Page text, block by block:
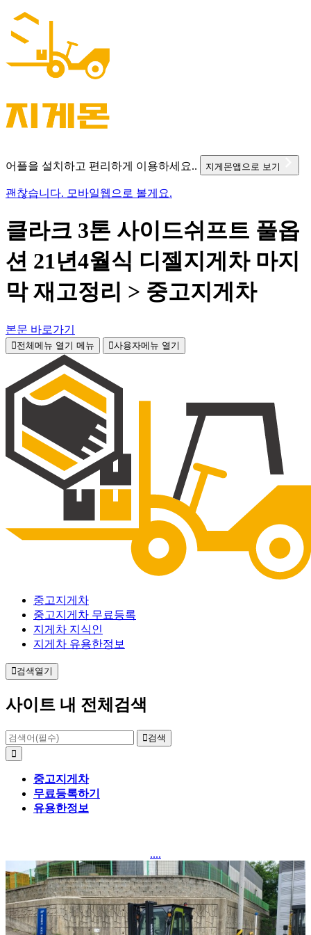
어플을 설치하고 편리하게 이용하세요.. 지게몬앱으로 보기
괜찮습니다. 모바일웹으로 볼게요.
클라크 3톤 사이드쉬프트 풀옵
션 21년4월식 디젤지게차 마지
막 재고정리 > 중고지게차
본문 바로가기
전체메뉴 열기 메뉴 사용자메뉴 열기
중고지게차
중고지게차 무료등록
지게차 지식인
지게차 유용한정보
검색열기
사이트 내 전체검색
검색
중고지게차
무료등록하기
유용한정보
....